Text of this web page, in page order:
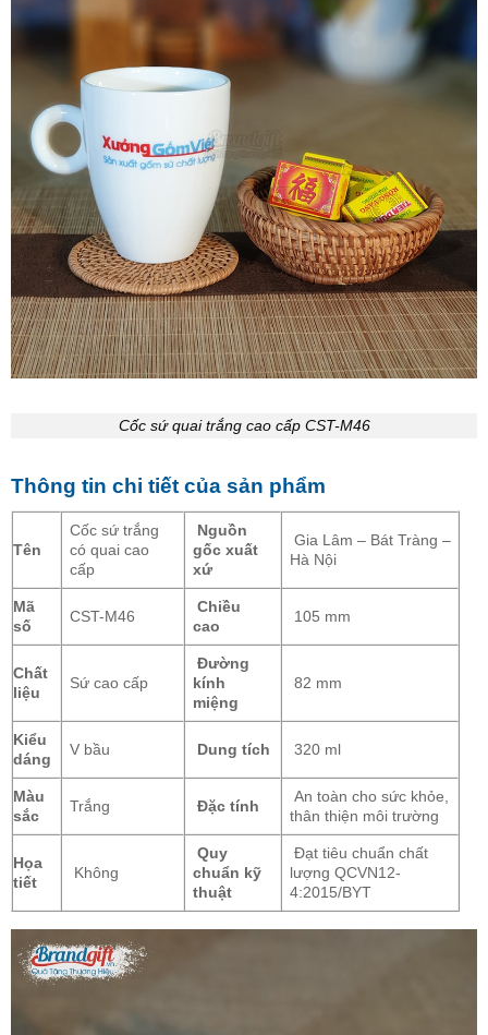
Cốc sứ quai trắng cao cấp CST-M46
Thông tin chi tiết của sản phẩm
Tên
Cốc sứ trắng
có quai cao
cấp
Nguồn
gốc xuất
xứ
Gia Lâm – Bát Tràng –
Hà Nội
Mã
số
CST-M46
Chiều
cao
105 mm
Chất
liệu
Sứ cao cấp
Đường
kính
miệng
82 mm
Kiểu
dáng
V bầu Dung tích 320 ml
Màu
sắc
Trắng Đặc tính
An toàn cho sức khỏe,
thân thiện môi trường
Họa
tiết
Không
Quy
chuẩn kỹ
thuật
Đạt tiêu chuẩn chất
lượng QCVN12-
4:2015/BYT